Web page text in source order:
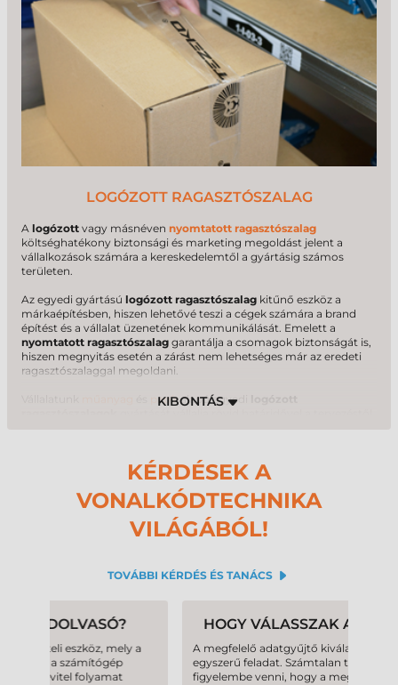
LOGÓZOTT RAGASZTÓSZALAG
A logózott vagy másnéven nyomtatott ragasztószalag
költséghatékony biztonsági és marketing megoldást jelent a
vállalkozások számára a kereskedelemtől a gyártásig számos
területen.
Az egyedi gyártású logózott ragasztószalag kitűnő eszköz a
márkaépítésben, hiszen lehetővé teszi a cégek számára a brand
építést és a vállalat üzenetének kommunikálását. Emelett a
nyomtatott ragasztószalag garantálja a csomagok biztonságát is,
hiszen megnyitás esetén a zárást nem lehetséges már az eredeti
ragasztószalaggal megoldani.
papíralapú egyedi
KÉRDÉSEK A
VONALKÓDTECHNIKA
VILÁGÁBÓL!
TOVÁBBI KÉRDÉS ÉS TANÁCS arrow_down_sm
HOGY VÁLASSZAK ADATGYŰJTŐT?
A megfelelő adatgyűjtő kiválasztása korántsem
egyszerű feladat. Számtalan tényezőt kell
figyelembe venni, hogy a megfelelő eszközre